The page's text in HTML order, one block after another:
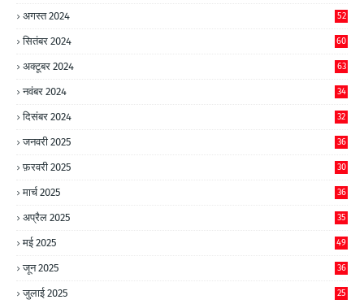
अगस्त 2024 52
सितंबर 2024 60
अक्टूबर 2024 63
नवंबर 2024 34
दिसंबर 2024 32
जनवरी 2025 36
फ़रवरी 2025 30
मार्च 2025 36
अप्रैल 2025 35
मई 2025 49
जून 2025 36
जुलाई 2025 25